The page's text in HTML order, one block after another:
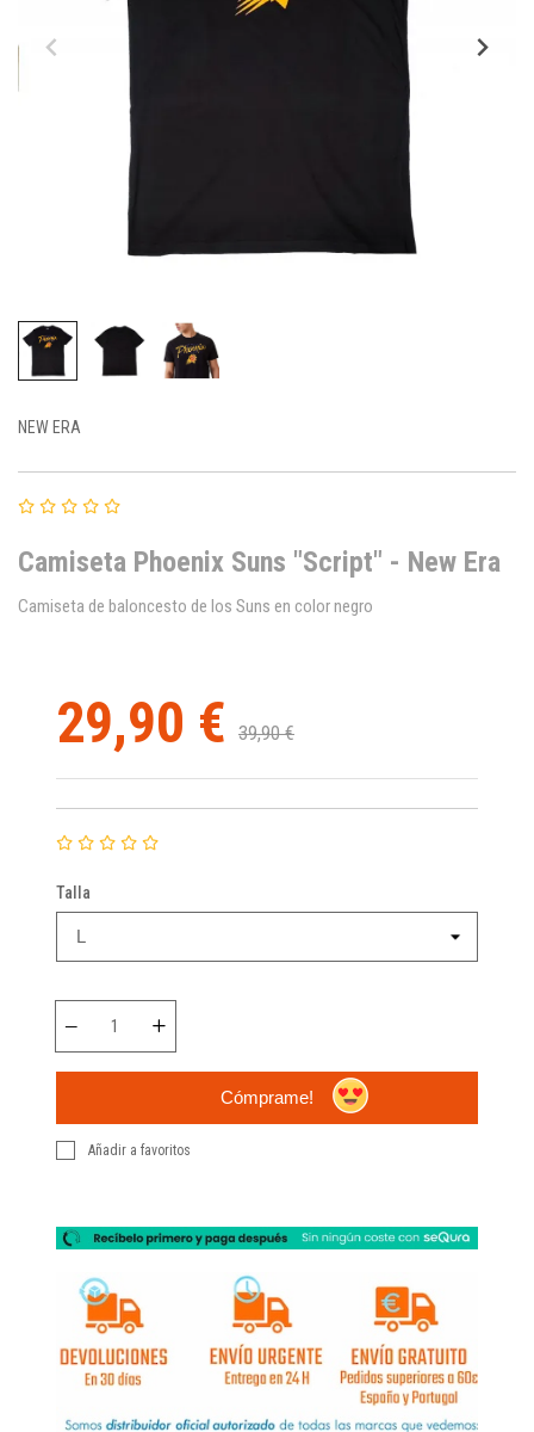
NEW ERA
Camiseta Phoenix Suns "Script" - New Era
Camiseta de baloncesto de los Suns en color negro
29,90 € 39,90 €
Talla
Cómprame!
Añadir a favoritos